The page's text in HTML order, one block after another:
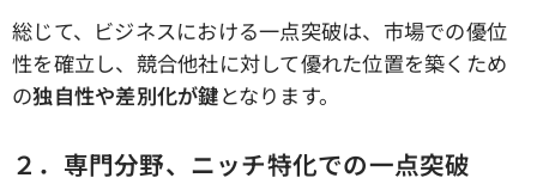
総じて、ビジネスにおける一点突破は、市場での優位
性を確立し、競合他社に対して優れた位置を築くため
の独自性や差別化が鍵となります。
２．専門分野、ニッチ特化での一点突破